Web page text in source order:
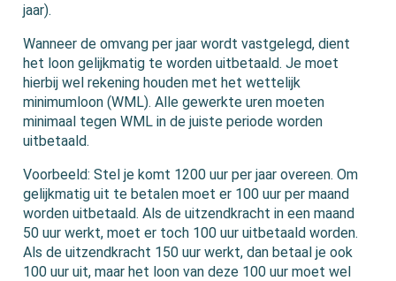
jaar).
Wanneer de omvang per jaar wordt vastgelegd, dient
het loon gelijkmatig te worden uitbetaald. Je moet
hierbij wel rekening houden met het wettelijk
minimumloon (WML). Alle gewerkte uren moeten
minimaal tegen WML in de juiste periode worden
uitbetaald.
Voorbeeld: Stel je komt 1200 uur per jaar overeen. Om
gelijkmatig uit te betalen moet er 100 uur per maand
worden uitbetaald. Als de uitzendkracht in een maand
50 uur werkt, moet er toch 100 uur uitbetaald worden.
Als de uitzendkracht 150 uur werkt, dan betaal je ook
100 uur uit, maar het loon van deze 100 uur moet wel